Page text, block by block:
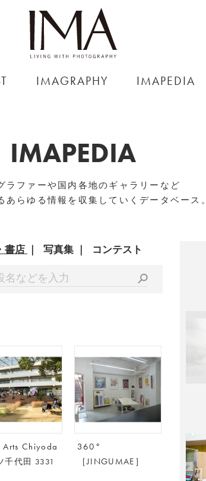
IMAGRAPHY IMAPEDIA
IMAPEDIA
ラファーや国内各地のギャラリーなど
あらゆる情報を収集していくデータベース。
書店 写真集 コンテスト
Chiyoda
千代田 3331
360°
［JINGUMAE］